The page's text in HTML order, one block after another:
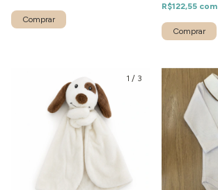
R$122,55 com
1 / 3